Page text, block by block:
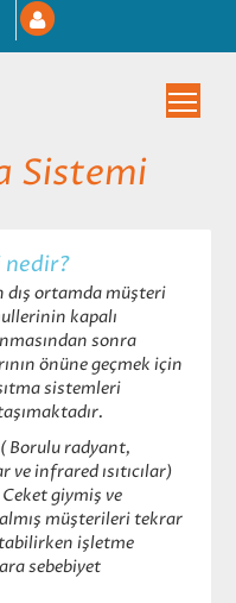
Sistemi
nedir?
dış ortamda müşteri
kapalı
sonra
önüne geçmek için
sistemleri
Borulu radyant,
infrared ısıtıcılar)
giymiş ve
müşterileri tekrar
işletme
sebebiyet